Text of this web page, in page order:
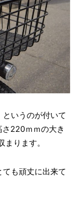
いうのが付いて
220ｍｍの大き
ります。
も頑丈に出来て